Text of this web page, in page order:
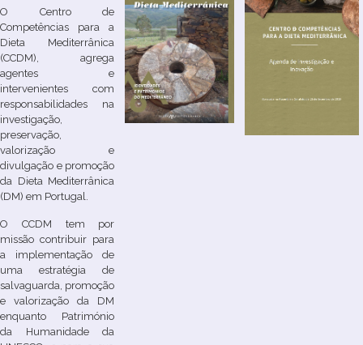
O Centro de
Competências para a
Dieta Mediterrânica
(CCDM), agrega
agentes e
intervenientes com
responsabilidades na
investigação,
preservação,
valorização e
divulgação e promoção
da Dieta Mediterrânica
(DM) em Portugal.
O CCDM tem por
missão contribuir para
a implementação de
uma estratégia de
salvaguarda, promoção
e valorização da DM
enquanto Património
da Humanidade da